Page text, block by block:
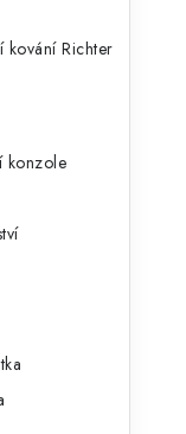
kování Richter
konzole